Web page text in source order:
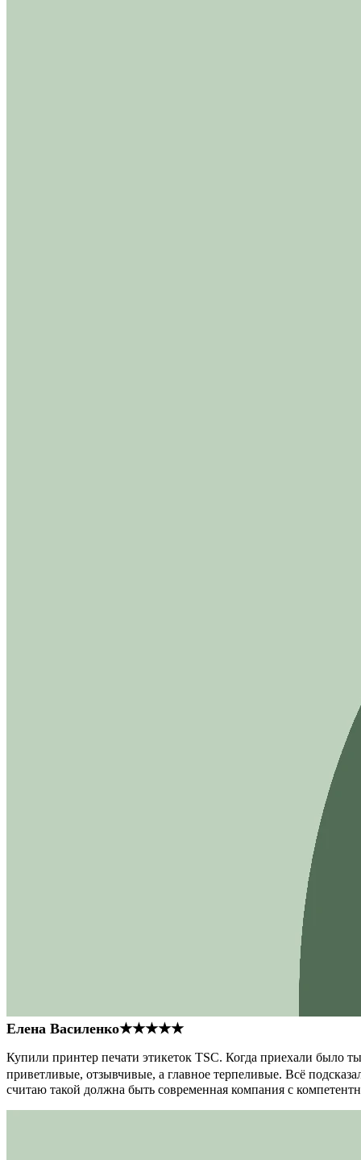
Елена Василенко★★★★★
Купили принтер печати этикеток TSC. Когда приехали было
приветливые, отзывчивые, а главное терпеливые. Всё
считаю такой должна быть современная компания с